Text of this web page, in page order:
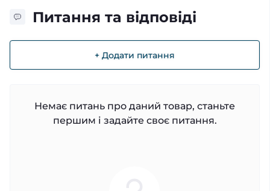
Питання та відповіді
+ Додати питання
Немає питань про даний товар, станьте
першим і задайте своє питання.